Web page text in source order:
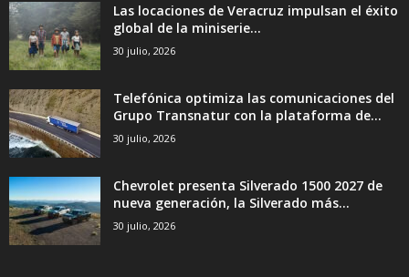
Las locaciones de Veracruz impulsan el éxito
global de la miniserie...
30 julio, 2026
Telefónica optimiza las comunicaciones del
Grupo Transnatur con la plataforma de...
30 julio, 2026
Chevrolet presenta Silverado 1500 2027 de
nueva generación, la Silverado más...
30 julio, 2026